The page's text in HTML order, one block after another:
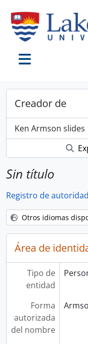
Creador de
Ken Armson slides
Sin título
Registro de autoridad
Otros idiomas
Área de
Tipo de
entidad
Forma
autorizada
del nombre